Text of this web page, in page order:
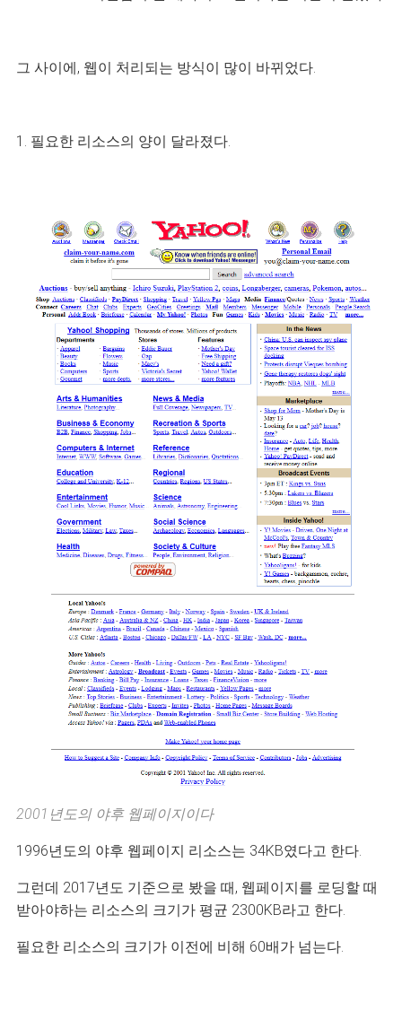
그 사이에, 웹이 처리되는 방식이 많이 바뀌었다.
1. 필요한 리소스의 양이 달라졌다.
2001년도의 야후 웹페이지이다
1996년도의 야후 웹페이지 리소스는 34KB였다고 한다.
그런데 2017년도 기준으로 봤을 때, 웹페이지를 로딩할 때
받아야하는 리소스의 크기가 평균 2300KB라고 한다.
필요한 리소스의 크기가 이전에 비해 60배가 넘는다.